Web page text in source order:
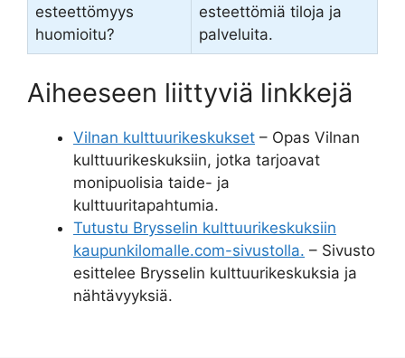
esteettömyys
huomioitu?
esteettömiä tiloja ja
palveluita.
Aiheeseen liittyviä linkkejä
Vilnan kulttuurikeskukset – Opas Vilnan
kulttuurikeskuksiin, jotka tarjoavat
monipuolisia taide- ja
kulttuuritapahtumia.
Tutustu Brysselin kulttuurikeskuksiin
kaupunkilomalle.com-sivustolla. – Sivusto
esittelee Brysselin kulttuurikeskuksia ja
nähtävyyksiä.